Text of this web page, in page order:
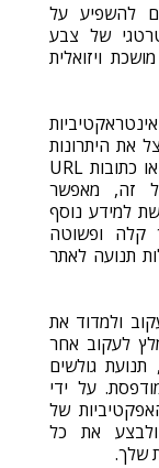
להשפיע על
של צבע
ויזואלית
את היתרונות
של תכונות אלה, על ידי שילוב קודי QR או כתובות URL
זה, מאפשר
למידע נוסף
קלה ופשוטה
תנועה לאתר
ולמדוד את
לעקוב אחר
גולשים
על ידי
של
ולבצע את כל
שלך.